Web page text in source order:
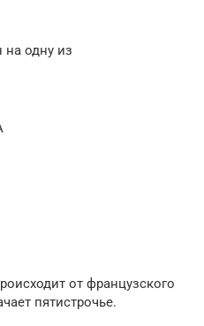
на одну из
от французского
пятистрочье.